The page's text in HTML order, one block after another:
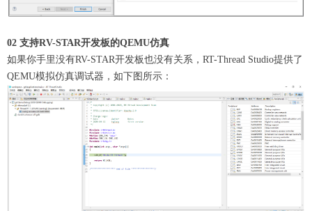
02 支持RV-STAR开发板的QEMU仿真
如果你手里没有RV-STAR开发板也没有关系，RT-Thread Studio提供了
QEMU模拟仿真调试器，如下图所示：